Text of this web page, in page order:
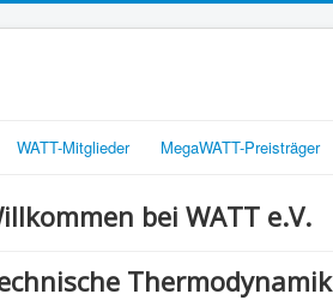
WATT-Mitglieder MegaWATT-Preisträger
bei WATT e.V.
Thermodynamik